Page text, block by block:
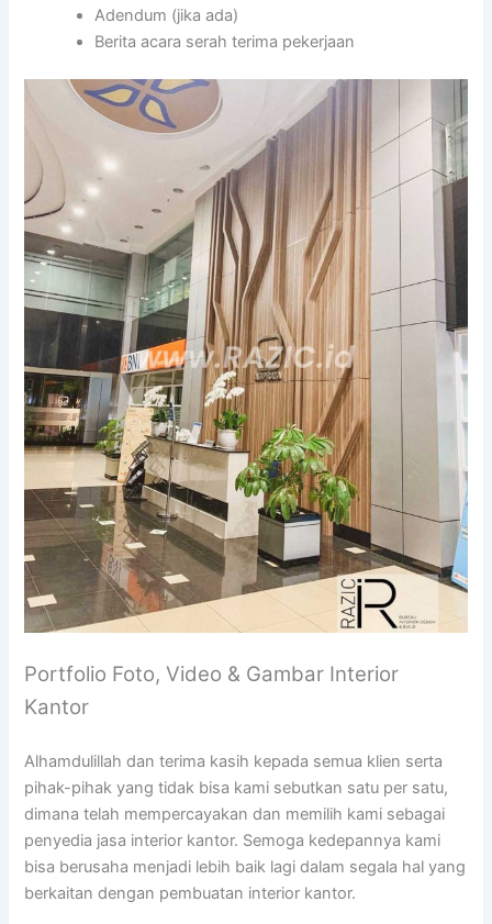
Adendum (jika ada)
Berita acara serah terima pekerjaan
Portfolio Foto, Video & Gambar Interior
Kantor
Alhamdulillah dan terima kasih kepada semua klien serta
pihak-pihak yang tidak bisa kami sebutkan satu per satu,
dimana telah mempercayakan dan memilih kami sebagai
penyedia jasa interior kantor. Semoga kedepannya kami
bisa berusaha menjadi lebih baik lagi dalam segala hal yang
berkaitan dengan pembuatan interior kantor.